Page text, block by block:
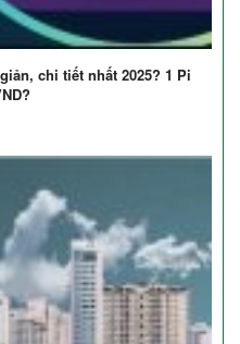
chi tiết nhất 2025? 1 Pi